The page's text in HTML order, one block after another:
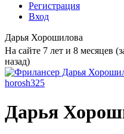
Регистрация
Вход
Дарья Хорошилова
На сайте 7 лет и 8 месяцев
назад)
Дарья